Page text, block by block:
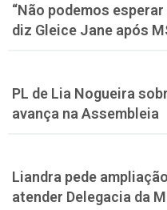
“Não podemos
diz Gleice Jane após
PL de Lia Nogueira
avança na Assembleia
Liandra pede
atender Delegacia da